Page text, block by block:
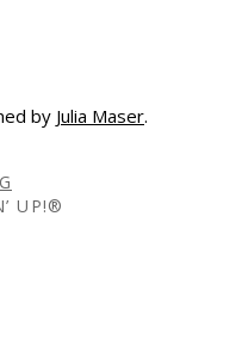
by Julia Maser.
UP!®